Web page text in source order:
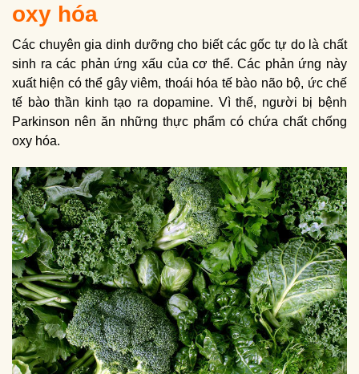
oxy hóa
Các chuyên gia dinh dưỡng cho biết các gốc tự do là chất
sinh ra các phản ứng xấu của cơ thể. Các phản ứng này
xuất hiện có thể gây viêm, thoái hóa tế bào não bộ, ức chế
tế bào thần kinh tạo ra dopamine. Vì thế, người bị bệnh
Parkinson nên ăn những thực phẩm có chứa chất chống
oxy hóa.